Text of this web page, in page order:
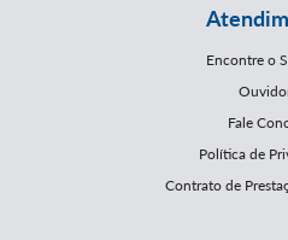
Encontre o
Fale
Política de
Contrato de